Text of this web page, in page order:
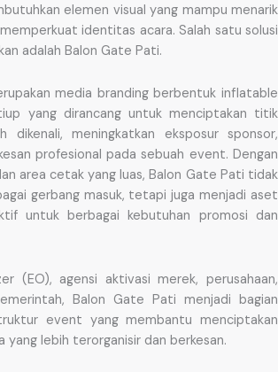
elemen visual yang mampu menarik
identitas acara. Salah satu solusi
adalah Balon Gate Pati.
media branding berbentuk inflatable
yang dirancang untuk menciptakan titik
dikenali, meningkatkan eksposur sponsor,
profesional pada sebuah event. Dengan
area cetak yang luas, Balon Gate Pati tidak
gerbang masuk, tetapi juga menjadi aset
untuk berbagai kebutuhan promosi dan
(EO), agensi aktivasi merek, perusahaan,
Balon Gate Pati menjadi bagian
event yang membantu menciptakan
yang lebih terorganisir dan berkesan.